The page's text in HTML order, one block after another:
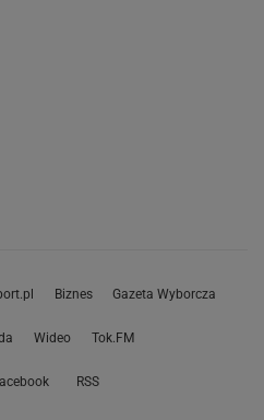
Biznes Gazeta Wyborcza
Wideo Tok.FM
RSS